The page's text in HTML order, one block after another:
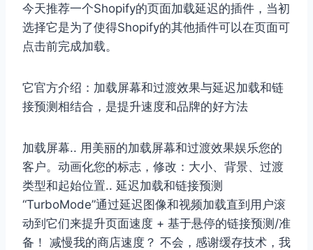
今天推荐一个Shopify的页面加载延迟的插件，当初
选择它是为了使得Shopify的其他插件可以在页面可
点击前完成加载。
它官方介绍：加载屏幕和过渡效果与延迟加载和链
接预测相结合，是提升速度和品牌的好方法
加载屏幕.. 用美丽的加载屏幕和过渡效果娱乐您的
客户。动画化您的标志，修改：大小、背景、过渡
类型和起始位置.. 延迟加载和链接预测
“TurboMode”通过延迟图像和视频加载直到用户滚
动到它们来提升页面速度 + 基于悬停的链接预测/准
备！ 减慢我的商店速度？ 不会，感谢缓存技术，我